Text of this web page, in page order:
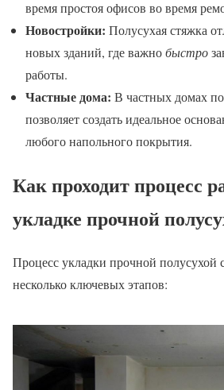
время простоя офисов во время
Новостройки: Полусухая стяжка
новых зданий, где важнобыстро
работы.
Частные дома: В частных домах
позволяет создать идеальное
любого напольного покрытия.
Как проходит процесс
укладке прочной
Процесс укладки прочной полусухой
несколько ключевых этапов: